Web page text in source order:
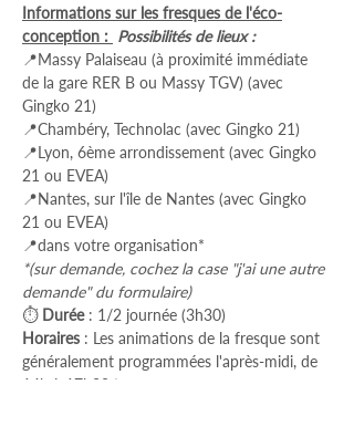
Informations sur les fresques de l'éco-
conception : Possibilités de lieux :
📍Massy Palaiseau (à proximité immédiate
de la gare RER B ou Massy TGV) (avec
Gingko 21)
📍Chambéry, Technolac (avec Gingko 21)
📍Lyon, 6ème arrondissement (avec Gingko
21 ou EVEA)
📍Nantes, sur l'île de Nantes (avec Gingko
21 ou EVEA)
📍dans votre organisation*
*(sur demande, cochez la case "j'ai une autre
demande" du formulaire)
⏱ Durée : 1/2 journée (3h30)
Horaires : Les animations de la fresque sont
généralement programmées l'après-midi, de
14h à 17h30.*